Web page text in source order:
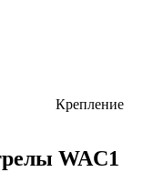
Крепление
WAC1